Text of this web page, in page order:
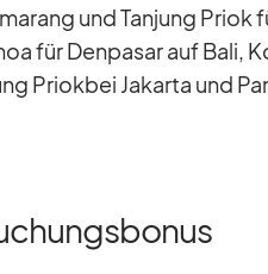
und Tan­jung Priok
für Den­pasar auf Bali,
Prio­k­bei Ja­karta und